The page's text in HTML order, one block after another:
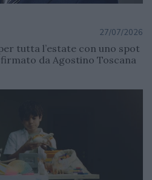
27/07/2026
tutta l’estate con uno spot
da Agostino Toscana